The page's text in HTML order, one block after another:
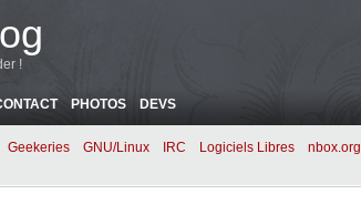
!
PHOTOS DEVS
Geekeries GNU/Linux IRC Logiciels Libres nbox.org